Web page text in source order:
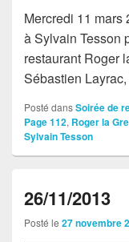
Mercredi 11
à Sylvain Tesson
restaurant Roger
Sébastien
Posté dansSoirée de
Page 112, Roger la
Sylvain Tesson
26/11/2013
Posté le 27 novembre